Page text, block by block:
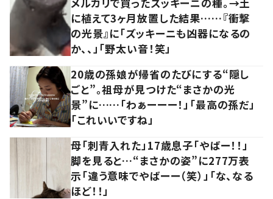
に植えて3ヶ月放置した結果……『衝撃
の光景』に「ズッキーニも凶器になるの
か、、」「野太い音！笑」
20歳の孫娘が帰省のたびにする“隠し
ごと”。祖母が見つけた“まさかの光
景”に……「わぁーーー！」「最高の孫だ」
「これいいですね」
母「刺青入れた」17歳息子「やばー！！」
脚を見ると…“まさかの姿”に277万表
示「違う意味でやばーー（笑）」「な、なる
ほど！！」